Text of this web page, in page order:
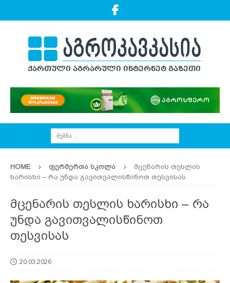
HOME ᲤᲔᲠᲛᲔᲠᲗᲐ ᲡᲙᲝᲚᲐ
მცენარის თესლის
ხარისხი – რა უნდა გავითვალისწინოთ თესვისას
მცენარის თესლის ხარისხი – რა
უნდა გავითვალისწინოთ
თესვისას
20.03.2026